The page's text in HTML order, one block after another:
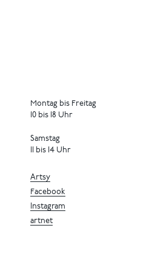
Montag bis Freitag
10 bis 18 Uhr
Samstag
11 bis 14 Uhr
Artsy
Facebook
Instagram
artnet